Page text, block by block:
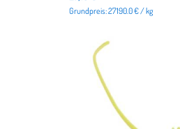
Grundpreis: 27190.0 € / kg